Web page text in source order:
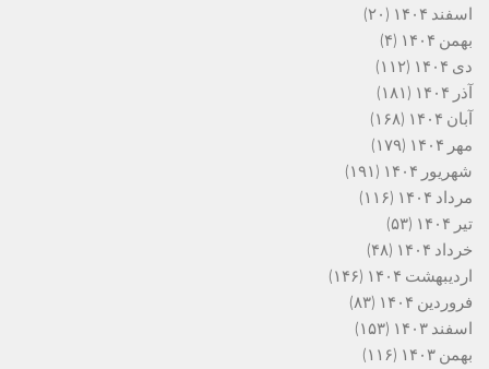
اسفند ۱۴۰۴
(۲۰)
بهمن ۱۴۰۴
(۴)
دی ۱۴۰۴
(۱۱۲)
آذر ۱۴۰۴
(۱۸۱)
آبان ۱۴۰۴
(۱۶۸)
مهر ۱۴۰۴
(۱۷۹)
شهریور ۱۴۰۴
(۱۹۱)
مرداد ۱۴۰۴
(۱۱۶)
تیر ۱۴۰۴
(۵۳)
خرداد ۱۴۰۴
(۴۸)
اردیبهشت ۱۴۰۴
(۱۴۶)
فروردین ۱۴۰۴
(۸۳)
اسفند ۱۴۰۳
(۱۵۳)
بهمن ۱۴۰۳
(۱۱۶)